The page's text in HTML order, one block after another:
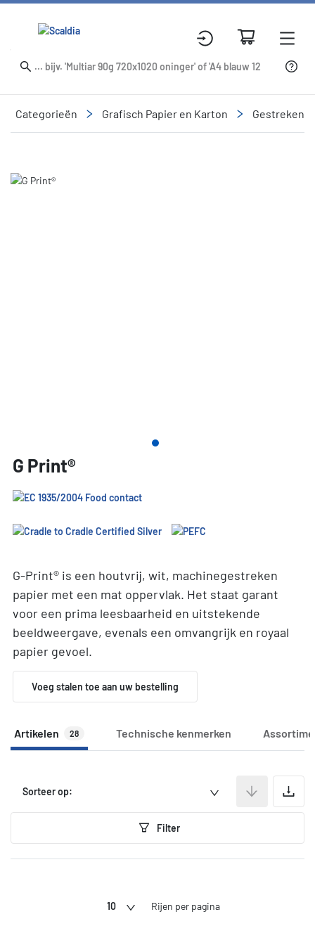
Categorieën Grafisch Papier en Karton Gestreken
Slide 1 of 1
G Print®
G-Print® is een houtvrij, wit, machinegestreken
papier met een mat oppervlak. Het staat garant
voor een prima leesbaarheid en uitstekende
beeldweergave, evenals een omvangrijk en royaal
papier gevoel.
Voeg stalen toe aan uw bestelling
Artikelen 28 Technische kenmerken
Sorteer op:
Filter
10 Rijen per pagina